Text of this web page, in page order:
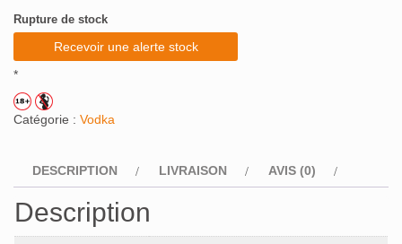
Rupture de stock
Recevoir une alerte stock
*
Catégorie : Vodka
DESCRIPTION LIVRAISON AVIS (0)
Description